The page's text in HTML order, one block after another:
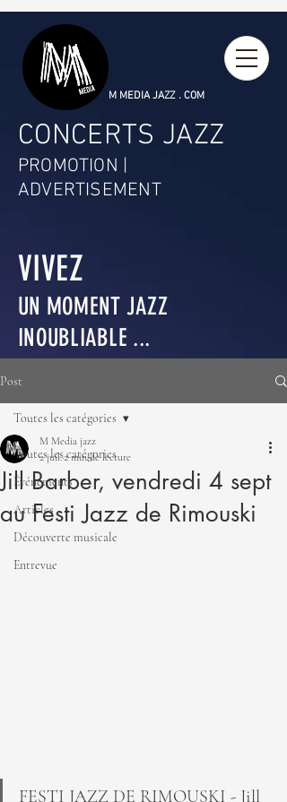
M MEDIA JAZZ . COM
CONCERTS JAZZ
PROMOTION |
ADVERTISEMENT
VIVEZ
UN MOMENT JAZZ
INOUBLIABLE ...
Post
Toutes les catégories
Événements
Articles
Découverte musicale
Entrevue
Toutes les catégories
Jill Barber, vendredi 4 sept
au Festi Jazz de Rimouski
M Media jazz
2 juil.2 min de lecture
FESTI JAZZ DE RIMOUSKI - Jill